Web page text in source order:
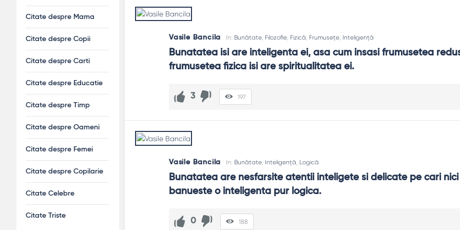
Vasile Bancila In: Bunătate, Filozofie, Fizică, Frumusețe, Inteligență
Bunatatea isi are inteligenta ei, asa cum insasi frumusetea
frumusetea fizica isi are spiritualitatea ei.
3 197
Vasile Bancila In: Bunătate Inteligență Logică
Bunatatea are nesfarsite atentii inteligete si delicate pe cari nici
banueste o inteligenta pur logica.
0 188
Citate despre Mama
Citate despre Copii
Citate despre Carti
Citate despre Educatie
Citate despre Timp
Citate despre Oameni
Citate despre Femei
Citate despre Copilarie
Citate Celebre
Citate Triste